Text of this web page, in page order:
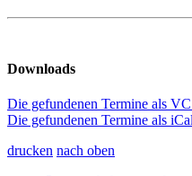
Downloads
Die gefundenen Termine als
Die gefundenen Termine als
drucken nach oben